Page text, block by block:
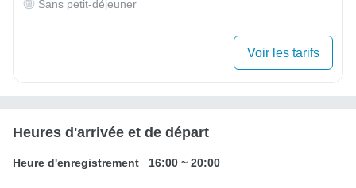
Sans petit-déjeuner
Voir les tarifs
Heures d'arrivée et de départ
Heure d'enregistrement 16:00 ~ 20:00